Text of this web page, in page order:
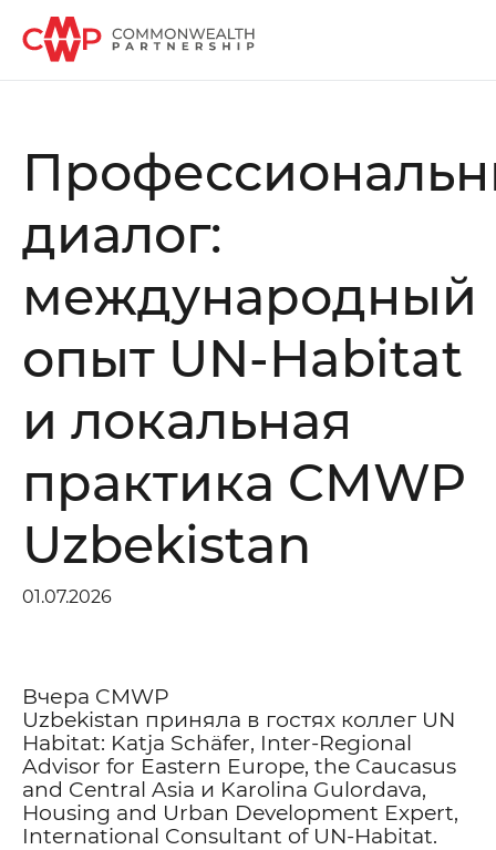
диалог:
международный
опыт UN-Habitat
и локальная
практика CMWP
Uzbekistan
01.07.2026
Вчера CMWP
Uzbekistan приняла в гостях коллег UN
Habitat: Katja Schäfer, Inter-Regional
Advisor for Eastern Europe, the Caucasus
and Central Asia и Karolina Gulordava,
Housing and Urban Development Expert,
International Consultant of UN-Habitat.
Maslahat olishni xohlaysizmi?
Sizning ismingiz